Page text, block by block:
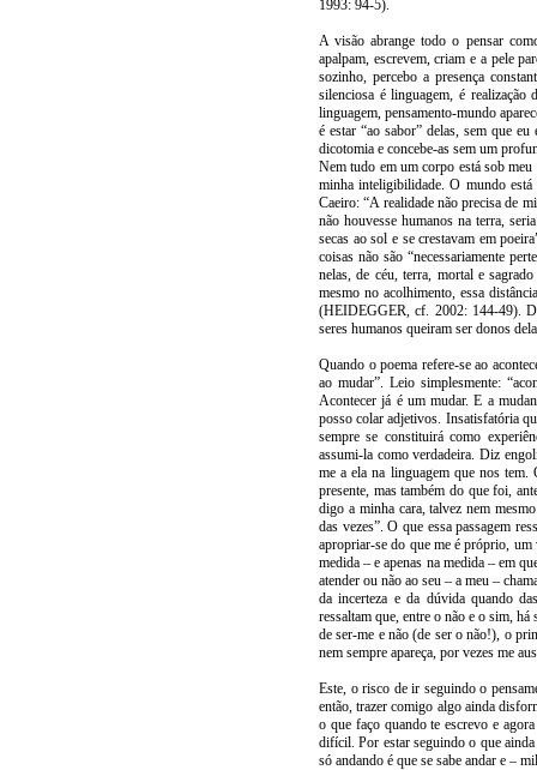
1993: 94-5).
A visão abrange todo o pensar
apalpam, escrevem, criam e a pele
sozinho, percebo a presença
silenciosa é linguagem, é realização
linguagem, pensamento-mundo
é estar “ao sabor” delas, sem que
dicotomia e concebe-as sem um
Nem tudo em um corpo está sob
minha inteligibilidade. O mundo
Caeiro: “A realidade não precisa de
não houvesse humanos na terra,
secas ao sol e se crestavam em
coisas não são “necessariamente
nelas, de céu, terra, mortal e
mesmo no acolhimento, essa
(HEIDEGGER, cf. 2002: 144-49).
seres humanos queiram ser donos
Quando o poema refere-se ao
ao mudar”. Leio simplesmente:
Acontecer já é um mudar. E a
posso colar adjetivos. Insatisfatória
sempre se constituirá como
assumi-la como verdadeira. Diz
me a ela na linguagem que nos
presente, mas também do que foi,
digo a minha cara, talvez nem
das vezes”. O que essa passagem
apropriar-se do que me é próprio, um
medida – e apenas na medida – em
atender ou não ao seu – a meu –
da incerteza e da dúvida quando
ressaltam que, entre o não e o sim,
de ser-me e não (de ser o não!), o
nem sempre apareça, por vezes me
Este, o risco de ir seguindo o
então, trazer comigo algo ainda
o que faço quando te escrevo e
difícil. Por estar seguindo o que
só andando é que se sabe andar e –